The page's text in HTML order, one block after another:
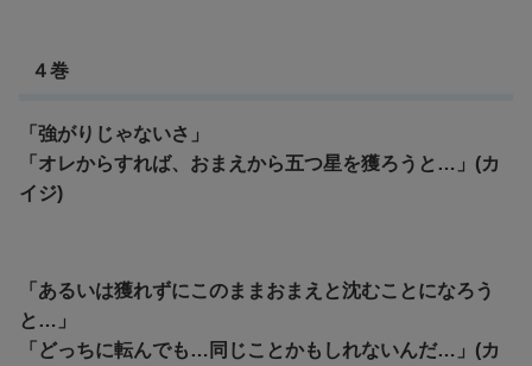
４巻
「強がりじゃないさ」
「オレからすれば、おまえから五つ星を獲ろうと…」(カ
イジ)
「あるいは獲れずにこのままおまえと沈むことになろう
と…」
「どっちに転んでも…同じことかもしれないんだ…」(カ